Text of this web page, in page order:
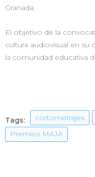
Granada.
El objetivo de la
cultura audiovisual en su
la comunidad educativa
Tags: cortometrajes
Premios MAJA